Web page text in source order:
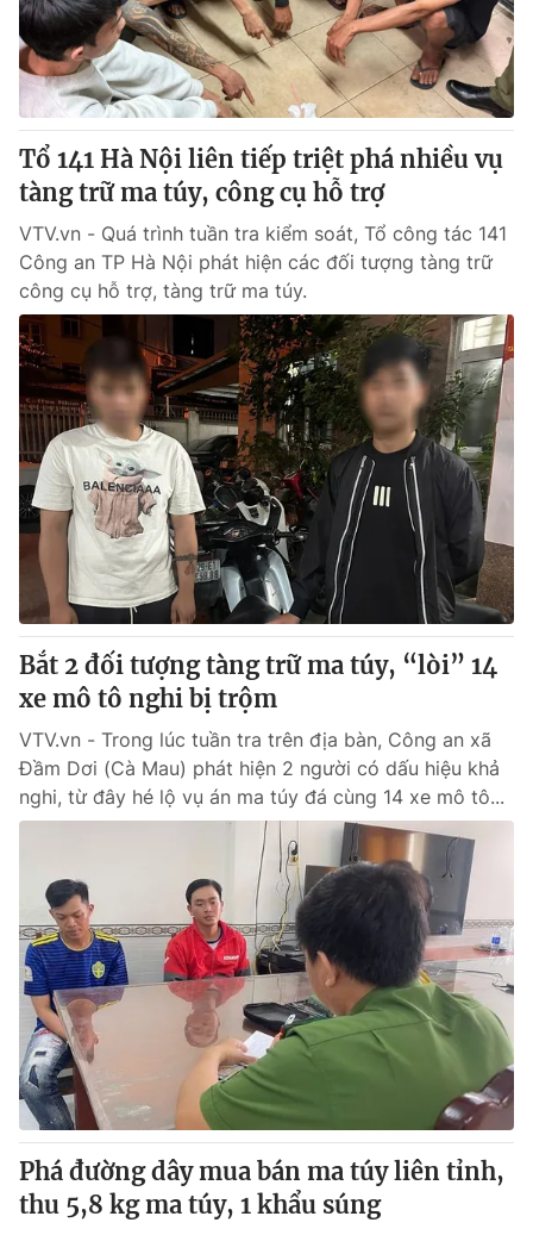
Sản phẩm
Thị trường
Tư vấn
Lịch phát sóng
Chuyên mục khác
Emagazine Podcast
Photo Infographic
Video Shorts video
VTV Money VTV Thể thao
VTV Sức khoẻ Bất động sản
Thị trường 24h Tấm lòng Việt
VTV4 Vươn mình bằng AI
VTV8
Liên hệ tòa soạn English
THỜI BÁO VTV
Theo dõi báo trên
Cơ quan chủ quản:
Đài Truyền hình Việt Nam
Cơ quan báo chí:
Thời báo VTV
Giấy phép hoạt động báo in và báo điện tử số 483/GP-BTTTT
cấp ngày 29/12/2023
Tổng Biên tập:Vũ Thanh Thủy
Phó Tổng Biên tập:Nguyễn Thị Mỹ Hạnh, Phạm Quốc Thắng,
Nguyễn Trọng Ninh
Tổ 141 Hà Nội liên tiếp triệt phá nhiều vụ
tàng trữ ma túy, công cụ hỗ trợ
VTV.vn - Quá trình tuần tra kiểm soát, Tổ công tác 141
Công an TP Hà Nội phát hiện các đối tượng tàng trữ
công cụ hỗ trợ, tàng trữ ma túy.
Bắt 2 đối tượng tàng trữ ma túy, “lòi” 14
xe mô tô nghi bị trộm
VTV.vn - Trong lúc tuần tra trên địa bàn, Công an xã
Đầm Dơi (Cà Mau) phát hiện 2 người có dấu hiệu khả
nghi, từ đây hé lộ vụ án ma túy đá cùng 14 xe mô tô...
Phá đường dây mua bán ma túy liên tỉnh,
thu 5,8 kg ma túy, 1 khẩu súng